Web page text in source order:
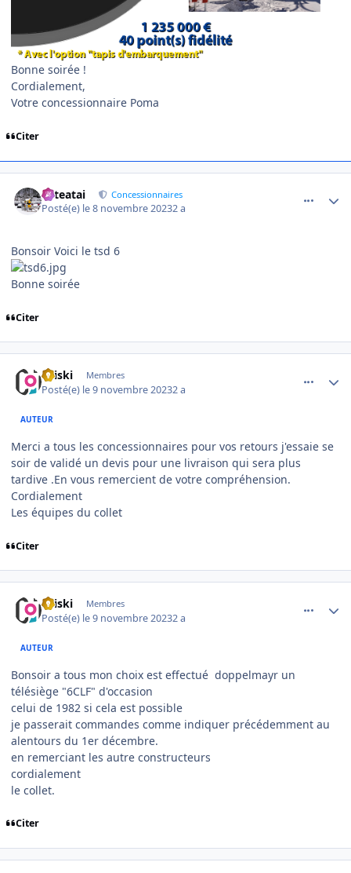
Bonne soirée !
Cordialement,
Votre concessionnaire Poma
Citer
eliteatai Concessionnaires
Posté(e) le 8 novembre 20232 a
Bonsoir Voici le tsd 6
Bonne soirée
Citer
titiski Membres
Posté(e) le 9 novembre 20232 a
AUTEUR
Merci a tous les concessionnaires pour vos retours j'essaie se
soir de validé un devis pour une livraison qui sera plus
tardive .En vous remercient de votre compréhension.
Cordialement
Les équipes du collet
Citer
titiski Membres
Posté(e) le 9 novembre 20232 a
AUTEUR
Bonsoir a tous mon choix est effectué doppelmayr un
télésiège "6CLF" d'occasion
celui de 1982 si cela est possible
je passerait commandes comme indiquer précédemment au
alentours du 1er décembre.
en remerciant les autre constructeurs
cordialement
le collet.
Citer